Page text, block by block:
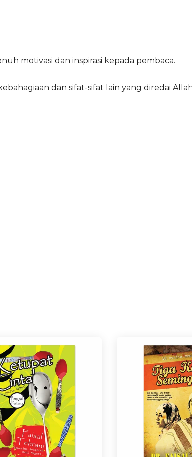
motivasi dan inspirasi kepada pembaca.
dan sifat-sifat lain yang diredai